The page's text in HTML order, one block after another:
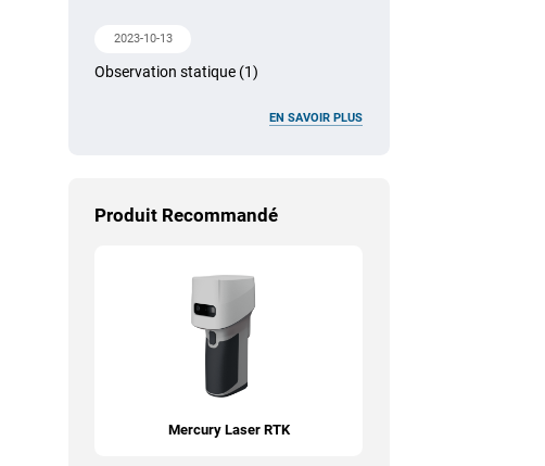
2023-10-13
Observation statique (1)
EN SAVOIR PLUS
Produit Recommandé
Mercury Laser RTK